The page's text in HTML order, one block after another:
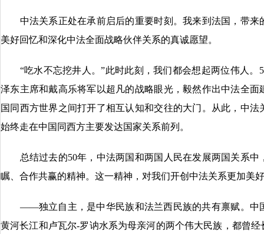
中法关系正处在承前启后的重要时刻。我来到法国，带来
美好回忆和深化中法全面战略伙伴关系的真诚愿望。
“吃水不忘挖井人。”此时此刻，我们都会想起两位伟人。
泽东主席和戴高乐将军以超凡的战略眼光，毅然作出中法全
国同西方世界之间打开了相互认知和交往的大门。从此，中
始终走在中国同西方主要发达国家关系前列。
总结过去的50年，中法两国和两国人民在发展两国关系中
瞩、合作共赢的精神。这一精神，对我们开创中法关系更加美
——独立自主，是中华民族和法兰西民族的共有禀赋。中
黄河长江和卢瓦尔-罗讷水系为母亲河的两个伟大民族，都曾